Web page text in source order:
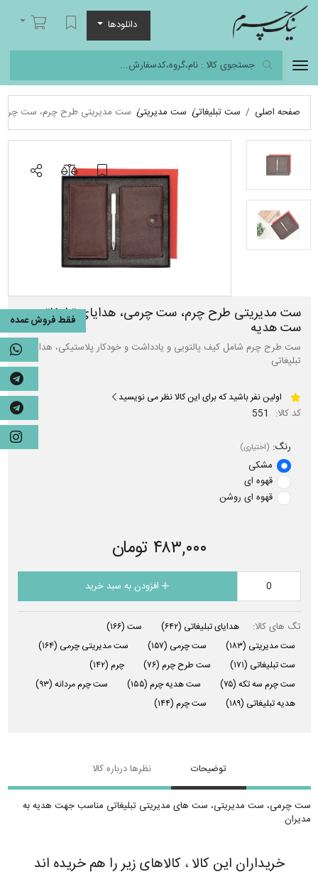
دانلودها
لیست مورد علاقه
سبد خرید
صفحه اصلی ست تبلیغاتی ست مدیریتی ست مدیریتی طرح چرم، ست
ست مدیریتی طرح چرم، ست چرمی، هدایای تبلیغاتی،
ست هدیه
ست طرح چرم شامل کیف پالتویی و یادداشت و خودکار پلاستیکی، هدایای
تبلیغاتی
اولین نفر باشید که برای این کالا نظر می نویسید
کد کالا: 551
رنگ: (اختیاری)
مشکی
قهوه ای
قهوه ای روشن
۴۸۳,۰۰۰ تومان
افزودن به سبد خرید
تگ های کالا: هدایای تبلیغاتی (۶۴۲) ست (۱۶۶)
ست مدیریتی (۱۸۳) ست چرمی (۱۵۷) ست مدیریتی چرمی (۱۶۴)
ست تبلیغاتی (۱۷۱) ست طرح چرم (۷۶) چرم (۱۴۲)
ست چرم سه تکه (۷۵) ست هدیه چرم (۱۵۵) ست چرم مردانه (۹۳)
هدیه تبلیغاتی (۱۸۹) ست چرم (۱۴۴)
توضیحات نظرها درباره کالا
ست چرمی، ست مدیریتی، ست های مدیریتی تبلیغاتی مناسب جهت هدیه به
مدیران
خریداران این کالا ، کالاهای زیر را هم خریده اند
فقط فروش عمده